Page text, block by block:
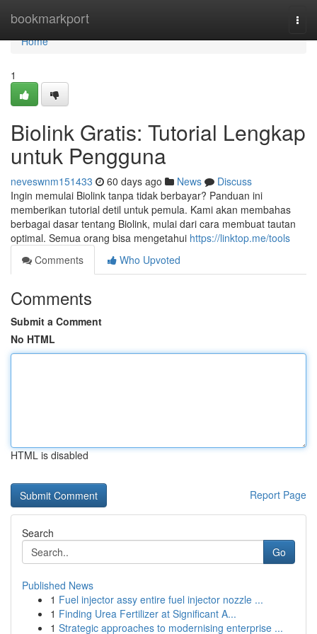
bookmarkport
Home
Home
1
Biolink Gratis: Tutorial Lengkap
untuk Pengguna
neveswnm151433 60 days ago News
Discuss
Ingin memulai Biolink tanpa tidak berbayar? Panduan ini
memberikan tutorial detil untuk pemula. Kami akan membahas
berbagai dasar tentang Biolink, mulai dari cara membuat tautan
optimal. Semua orang bisa mengetahui https://linktop.me/tools
Comments
Who Upvoted
Comments
Submit a Comment
No HTML
HTML is disabled
Report Page
Search
Go
Published News
1 Fuel injector assy entire fuel injector nozzle ...
1 Finding Urea Fertilizer at Significant A...
1 Strategic approaches to modernising enterprise ...